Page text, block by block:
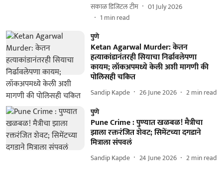
सकाळ डिजिटल टीम
01 July 2026
1 min read
पुणे
Ketan Agarwal Murder: केतन
हत्याकांडानंतरही सियाचा निर्ढावलेपणा
कायम; लॉकअपमध्ये केली अशी मागणी की
पोलिसही चकित
Sandip Kapde 26 June 2026 2min read
पुणे
Pune Crime : पुण्यात खळबळ! मैत्रीचा
झाला रक्तरंजित शेवट; सिमेंटच्या दगडाने
मित्राला संपवलं
Sandip Kapde 24 June 2026 2min read